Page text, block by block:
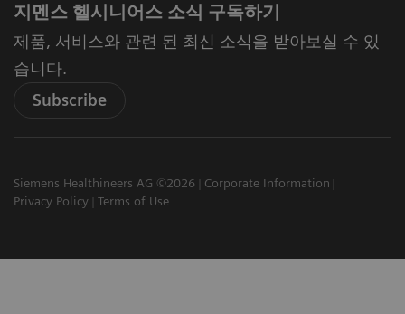
지멘스 헬시니어스 소식 구독하기
제품, 서비스와 관련 된 최신 소식을 받아보실 수 있
습니다.
Subscribe
Siemens Healthineers AG ©2026
Corporate Information
Privacy Policy
Terms of Use